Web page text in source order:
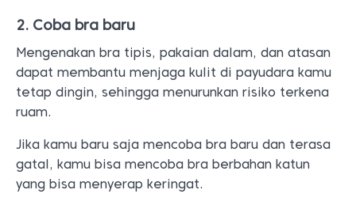
yang bisa menyerap keringat.
3. Pilih krim anti jamur
Cara mengatasi payudara terasa gatal, jika
penyebab payudara terasa gatal karena
kering dan menggunakan obat anti-jamur topikal.
Jenis obat ini tersedia tanpa resep dokter, tetapi